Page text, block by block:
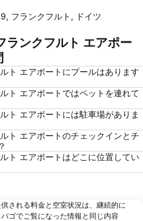
Darmstadt-Ost
Museumsufer Frankfurt am Main
Frankfurter Berg
Neroberg
Rüdesheimer Weihnachtsmarkt der Nationen
Bruchwegstadion
Hauptbahnhof Wiesbaden
Darmstadt-Mitte
フランクフルト, ドイツ
ランクフルト エアポー
ト エアポートにプールはあります
ト エアポートではペットを連れて
ト エアポートには駐車場がありま
ト エアポートのチェックインとチ
ト エアポートはどこに位置してい
される料金と空室状況は、継続的に
ゴでご覧になった情報と同じ内容